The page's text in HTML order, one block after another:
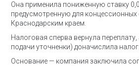
Она применила пониженную ставку
предусмотренную для концессионных
Краснодарским краем.
Налоговая сперва вернула
подачи уточненки) доначислила налог.
Основание — компания заключила